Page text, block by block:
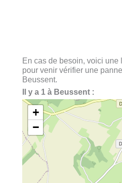
En cas de besoin, voici une
pour venir vérifier une
Beussent.
Il y a 1 à Beussent :
+
−